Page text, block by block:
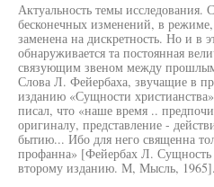
Актуальность темы
бесконечных изменений, в режиме,
заменена на дискретность. Но и в
обнаруживается та постоянная
связующим звеном между
Слова Л. Фейербаха, звучащие в
изданию «Сущности
писал, что «наше время ..
оригиналу, представление -
бытию... Ибо для него священна
профанна» [Фейербах Л. Сущность
второму изданию. М, Мысль, 1965].